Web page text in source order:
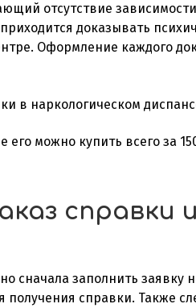
отсутствие
доказывать
Оформление каждого
в наркологическом
его можно купить всего за
справки
сначала заполнить
справки. Также